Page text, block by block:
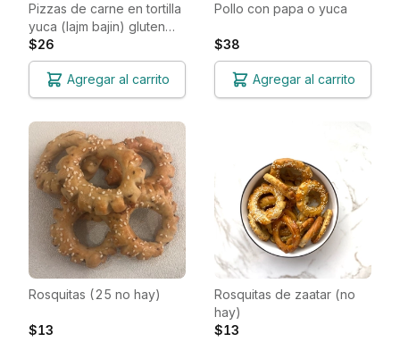
Pizzas de carne en tortilla
yuca (lajm bajin) gluten
free
$26
Agregar al carrito
Pollo con papa o yuca
$38
Agregar al carrito
Rosquitas (25 no hay)
$13
Rosquitas de zaatar (no
hay)
$13